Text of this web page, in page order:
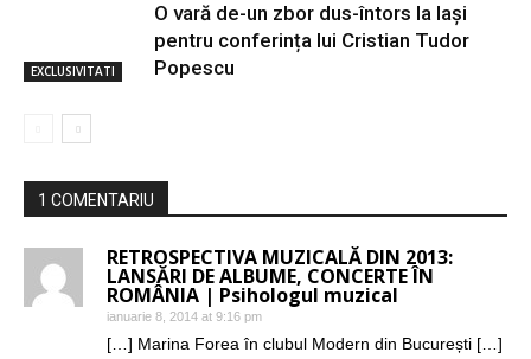
EXCLUSIVITATI
O vară de-un zbor dus-întors la Iași
pentru conferința lui Cristian Tudor
Popescu
1 COMENTARIU
RETROSPECTIVA MUZICALĂ DIN 2013:
LANSĂRI DE ALBUME, CONCERTE ÎN
ROMÂNIA | Psihologul muzical
ianuarie 8, 2014 at 9:16 pm
[…] Marina Forea în clubul Modern din București […]